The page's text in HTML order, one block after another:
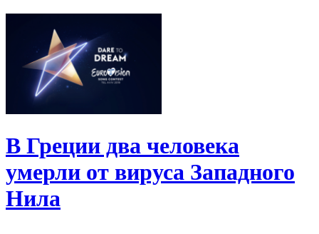
В Греции два человека
умерли от вируса Западного
Нила